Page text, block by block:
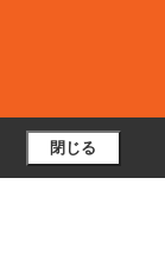
閉じる